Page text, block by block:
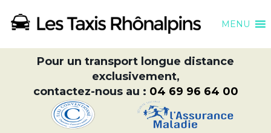
MENU
Pour un transport longue distance
exclusivement,
contactez-nous au : 04 69 96 64 00